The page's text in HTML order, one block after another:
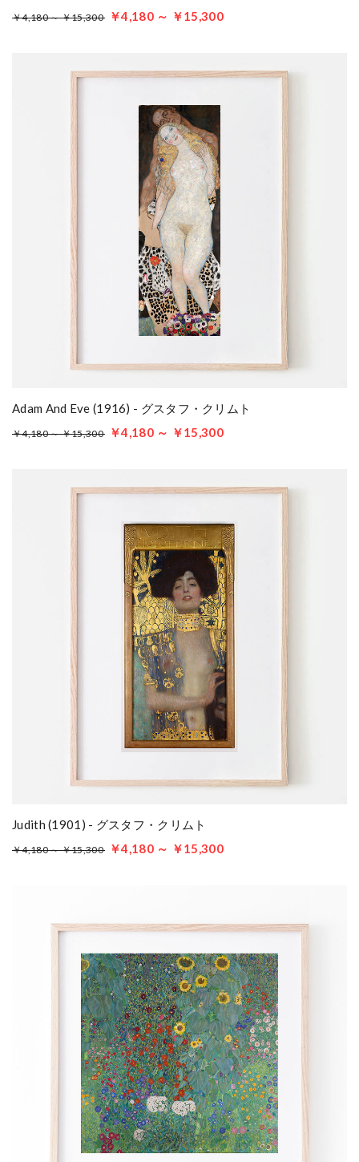
￥4,180 ～ ￥15,300 ￥4,180 ～ ￥15,300
Adam And Eve (1916) - グスタフ・クリムト
￥4,180 ～ ￥15,300 ￥4,180 ～ ￥15,300
Judith (1901) - グスタフ・クリムト
￥4,180 ～ ￥15,300 ￥4,180 ～ ￥15,300